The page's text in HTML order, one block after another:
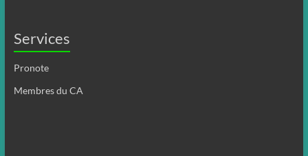
Services
Pronote
Membres du CA